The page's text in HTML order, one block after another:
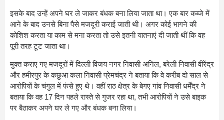
इसके बाद उन्हें अपने घर ले जाकर बंधक बना लिया जाता था। एक बार कब्जे में
आने के बाद उनसे बिना पैसे मजदूरी कराई जाती थी। अगर कोई भागने की
कोशिश करता या काम से मना करता तो उसे इतनी यातनाएं दी जाती थीं कि वह
पूरी तरह टूट जाता था।
मुक्त कराए गए मजदूरों में दिल्ली विजय नगर निवासी अनिल, बरेली निवासी वीरेंद्र
और हमीरपुर के कछुआ कला निवासी प्रेमचंद्र ने बताया कि वे करीब दो साल से
आरोपियों के चंगुल में फंसे हुए थे। वहीं राठ क्षेत्र के बेगए गांव निवासी धर्मेंद्र ने
बताया कि वह 17 दिन पहले रास्ते से गुजर रहा था, तभी आरोपियों ने उसे बाइक
पर बैठाकर अपने घर ले गए और बंधक बना लिया।